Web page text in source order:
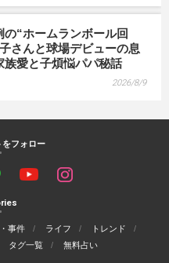
の“ホームランボール回
さんと球場デビューの息
族愛と子煩悩パパ秘話
2026/8/9
をフォロー
事件 ライフ
トレンド
タグ一覧 無料占い